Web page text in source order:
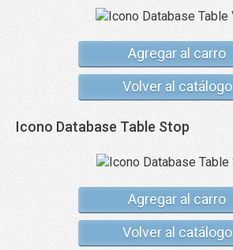
Agregar al carro
Volver al catálogo
Icono Database Table Stop
Agregar al carro
Volver al catálogo